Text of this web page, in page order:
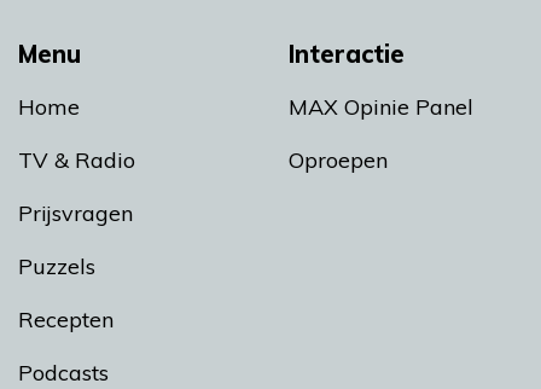
Menu
Home
TV & Radio
Prijsvragen
Puzzels
Recepten
Podcasts
Interactie
MAX Opinie Panel
Oproepen